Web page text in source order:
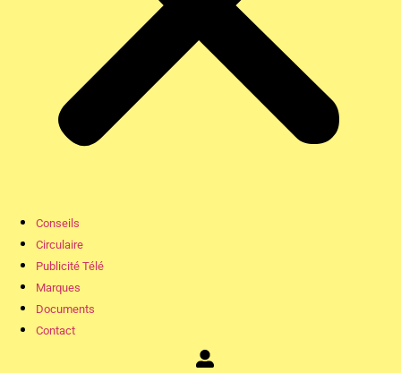
Conseils
Circulaire
Publicité Télé
Marques
Documents
Contact